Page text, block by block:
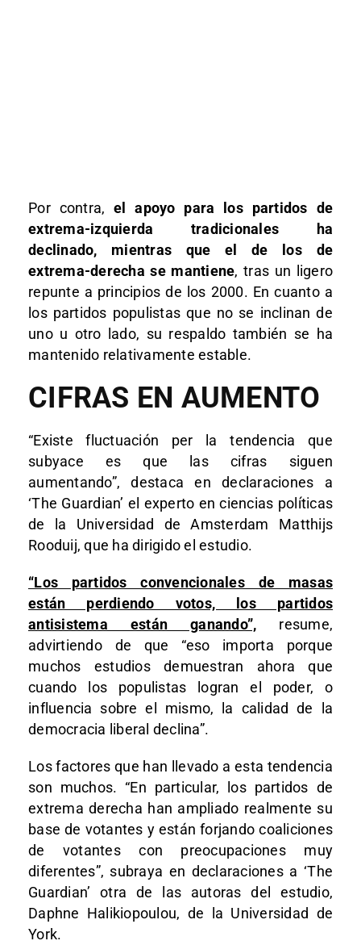
Por contra,el apoyo para los partidos de
extrema-izquierda tradicionales ha
declinado, mientras que el de los de
extrema-derecha se mantiene, tras un ligero
repunte a principios de los 2000. En cuanto a
los partidos populistas que no se inclinan de
uno u otro lado, su respaldo también se ha
mantenido relativamente estable.
CIFRAS EN AUMENTO
“Existe fluctuación per la tendencia que
subyace es que las cifras siguen
aumentando”, destaca en declaraciones a
‘The Guardian’ el experto en ciencias políticas
de la Universidad de Amsterdam Matthijs
Rooduij, que ha dirigido el estudio.
“Los partidos convencionales de masas
están perdiendo votos, los partidos
antisistema están ganando”, resume,
advirtiendo de que “eso importa porque
muchos estudios demuestran ahora que
cuando los populistas logran el poder, o
influencia sobre el mismo, la calidad de la
democracia liberal declina”.
Los factores que han llevado a esta tendencia
son muchos. “En particular, los partidos de
extrema derecha han ampliado realmente su
base de votantes y están forjando coaliciones
de votantes con preocupaciones muy
diferentes”, subraya en declaraciones a ‘The
Guardian’ otra de las autoras del estudio,
Daphne Halikiopoulou, de la Universidad de
York.